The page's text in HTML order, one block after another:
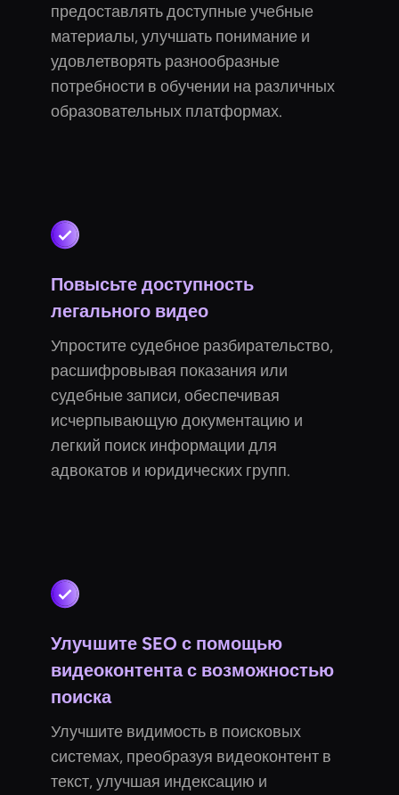
предоставлять доступные учебные
материалы, улучшать понимание и
удовлетворять разнообразные
потребности в обучении на различных
образовательных платформах.
Повысьте доступность
легального видео
Упростите судебное разбирательство,
расшифровывая показания или
судебные записи, обеспечивая
исчерпывающую документацию и
легкий поиск информации для
адвокатов и юридических групп.
Улучшите SEO с помощью
видеоконтента с возможностью
поиска
Улучшите видимость в поисковых
системах, преобразуя видеоконтент в
текст, улучшая индексацию и